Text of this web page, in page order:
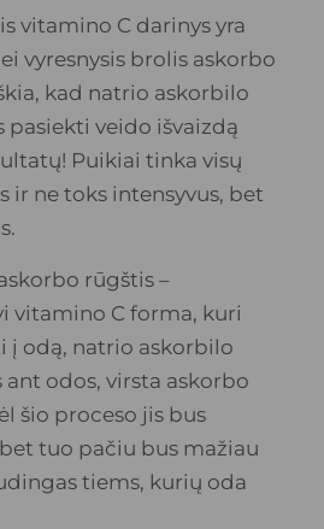
vitamino C darinys yra
vyresnysis brolis askorbo
kad natrio askorbilo
pasiekti veido išvaizdą
Puikiai tinka visų
ir ne toks intensyvus, bet
rūgštis –
vitamino C forma, kuri
į odą, natrio askorbilo
ant odos, virsta askorbo
šio proceso jis bus
tuo pačiu bus mažiau
tiems, kurių oda